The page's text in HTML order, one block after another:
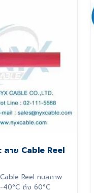
: สาย Cable Reel
Reel ทนสภาพ
40°C ถึง 60°C